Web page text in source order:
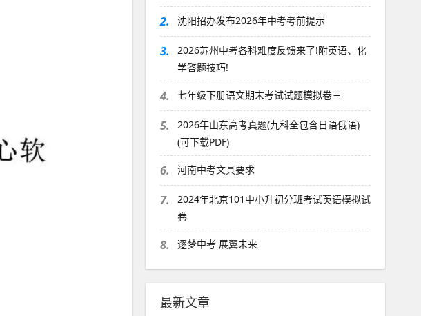
2. 沈阳招办发布2026年中考考前提示
3.
2026苏州中考各科难度反馈来了!附英语、化
学答题技巧!
4. 七年级下册语文期末考试试题模拟卷三
5.
2026年山东高考真题(九科全包含日语俄语)
(可下载PDF)
6. 河南中考文具要求
7.
2024年北京101中小升初分班考试英语模拟试
卷
8. 逐梦中考 展翼未来
最新文章